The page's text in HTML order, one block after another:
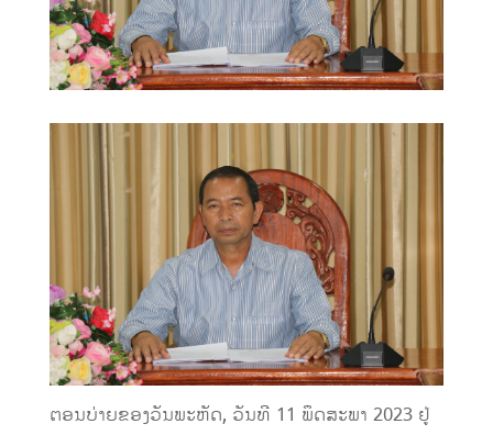
ຕອນບ່າຍຂອງວັນພະຫັດ, ວັນທີ 11 ພຶດສະພາ 2023 ຢູ່